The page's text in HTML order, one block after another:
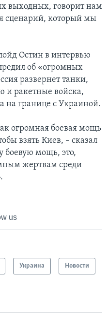
выходных, говорит нам
сценарий, который мы
Остин в интервью
об «огромных
развернет танки,
и ракетные войска,
на границе с Украиной.
огромная боевая мощь
взять Киев, – сказал
боевую мощь, это,
жертвам среди
us
Украина Новости